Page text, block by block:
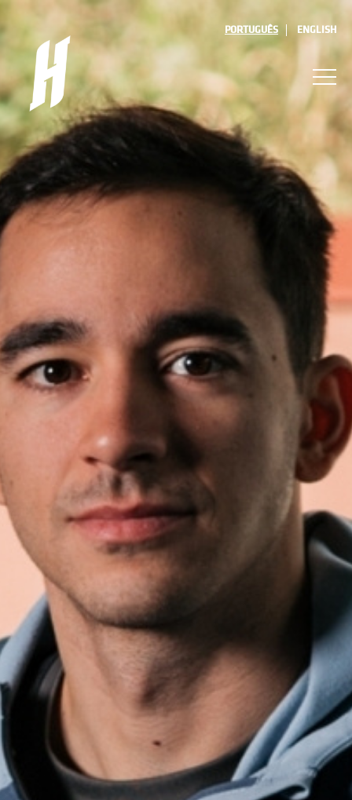
PORTUGUÊS ENGLISH